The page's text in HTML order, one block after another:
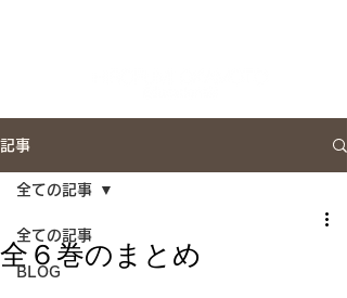
記事
全ての記事
BLOG
全ての記事
全６巻のまとめ